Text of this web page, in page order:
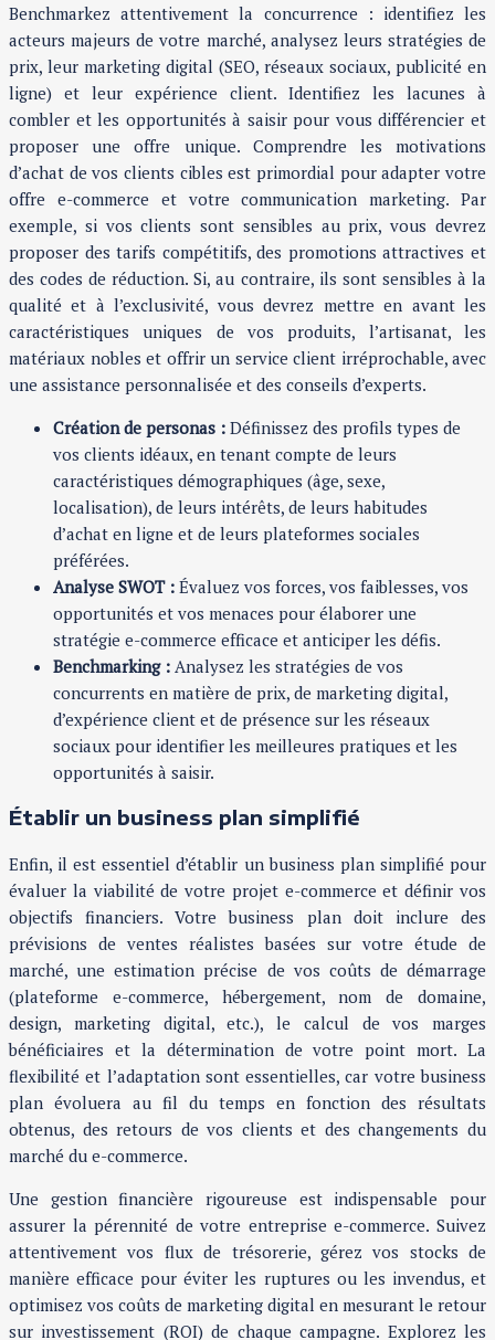
Benchmarkez attentivement la concurrence : identifiez les
acteurs majeurs de votre marché, analysez leurs stratégies de
prix, leur marketing digital (SEO, réseaux sociaux, publicité en
ligne) et leur expérience client. Identifiez les lacunes à
combler et les opportunités à saisir pour vous différencier et
proposer une offre unique. Comprendre les motivations
d’achat de vos clients cibles est primordial pour adapter votre
offre e-commerce et votre communication marketing. Par
exemple, si vos clients sont sensibles au prix, vous devrez
proposer des tarifs compétitifs, des promotions attractives et
des codes de réduction. Si, au contraire, ils sont sensibles à la
qualité et à l’exclusivité, vous devrez mettre en avant les
caractéristiques uniques de vos produits, l’artisanat, les
matériaux nobles et offrir un service client irréprochable, avec
une assistance personnalisée et des conseils d’experts.
Création de personas : Définissez des profils types de
vos clients idéaux, en tenant compte de leurs
caractéristiques démographiques (âge, sexe,
localisation), de leurs intérêts, de leurs habitudes
d’achat en ligne et de leurs plateformes sociales
préférées.
Analyse SWOT : Évaluez vos forces, vos faiblesses, vos
opportunités et vos menaces pour élaborer une
stratégie e-commerce efficace et anticiper les défis.
Benchmarking : Analysez les stratégies de vos
concurrents en matière de prix, de marketing digital,
d’expérience client et de présence sur les réseaux
sociaux pour identifier les meilleures pratiques et les
opportunités à saisir.
Établir un business plan simplifié
Enfin, il est essentiel d’établir un business plan simplifié pour
évaluer la viabilité de votre projet e-commerce et définir vos
objectifs financiers. Votre business plan doit inclure des
prévisions de ventes réalistes basées sur votre étude de
marché, une estimation précise de vos coûts de démarrage
(plateforme e-commerce, hébergement, nom de domaine,
design, marketing digital, etc.), le calcul de vos marges
bénéficiaires et la détermination de votre point mort. La
flexibilité et l’adaptation sont essentielles, car votre business
plan évoluera au fil du temps en fonction des résultats
obtenus, des retours de vos clients et des changements du
marché du e-commerce.
Une gestion financière rigoureuse est indispensable pour
assurer la pérennité de votre entreprise e-commerce. Suivez
attentivement vos flux de trésorerie, gérez vos stocks de
manière efficace pour éviter les ruptures ou les invendus, et
optimisez vos coûts de marketing digital en mesurant le retour
sur investissement (ROI) de chaque campagne. Explorez les